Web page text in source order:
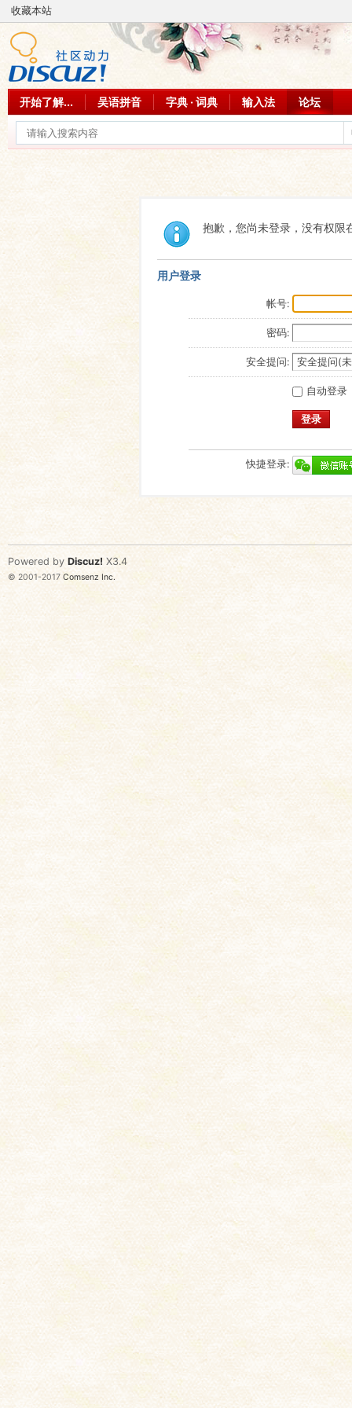
收藏本站
开始了解... 吴语拼音 字典 · 词典 输入法 论坛
抱歉，您尚未登录，没有权限
用户登录
帐号:
密码:
安全提问:
自动登录
登录
快捷登录:
Powered by Discuz! X3.4
© 2001-2017 Comsenz Inc.